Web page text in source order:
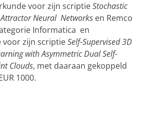
voor zijn scriptieStochastic
Neural Networks en Remco
Informatica en
zijn scriptieSelf-Supervised 3D
with Asymmetric Dual Self-
Clouds, met daaraan gekoppeld
1000.